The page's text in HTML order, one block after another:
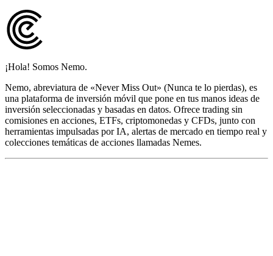
¡Hola! Somos Nemo.
Nemo, abreviatura de «Never Miss Out» (Nunca te lo pierdas), es
una plataforma de inversión móvil que pone en tus manos ideas de
inversión seleccionadas y basadas en datos. Ofrece trading sin
comisiones en acciones, ETFs, criptomonedas y CFDs, junto con
herramientas impulsadas por IA, alertas de mercado en tiempo real y
colecciones temáticas de acciones llamadas Nemes.